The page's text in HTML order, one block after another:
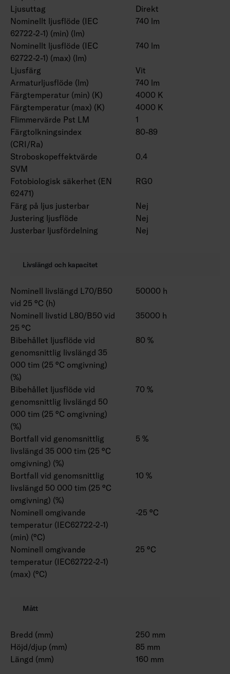
Ljusuttag
Direkt
Nominellt ljusflöde (IEC
62722-2-1) (min) (lm)
740 lm
Nominellt ljusflöde (IEC
62722-2-1) (max) (lm)
740 lm
Ljusfärg
Vit
Armaturljusflöde (lm)
740 lm
Färgtemperatur (min) (K)
4000 K
Färgtemperatur (max) (K)
4000 K
Flimmervärde Pst LM
1
Färgtolkningsindex
(CRI/Ra)
80-89
Stroboskopeffektvärde
SVM
0.4
Fotobiologisk säkerhet (EN
62471)
RG0
Färg på ljus justerbar
Nej
Justering ljusflöde
Nej
Justerbar ljusfördelning
Nej
Livslängd och kapacitet
Nominell livslängd L70/B50
vid 25 °C (h)
50000 h
Nominell livstid L80/B50 vid
25 °C
35000 h
Bibehållet ljusflöde vid
genomsnittlig livslängd 35
000 tim (25 °C omgivning)
(%)
80 %
Bibehållet ljusflöde vid
genomsnittlig livslängd 50
000 tim (25 °C omgivning)
(%)
70 %
Bortfall vid genomsnittlig
livslängd 35 000 tim (25 °C
omgivning) (%)
5 %
Bortfall vid genomsnittlig
livslängd 50 000 tim (25 °C
omgivning) (%)
10 %
Nominell omgivande
temperatur (IEC62722-2-1)
(min) (°C)
-25 °C
Nominell omgivande
temperatur (IEC62722-2-1)
(max) (°C)
25 °C
Mått
Bredd (mm)
250 mm
Höjd/djup (mm)
85 mm
Längd (mm)
160 mm